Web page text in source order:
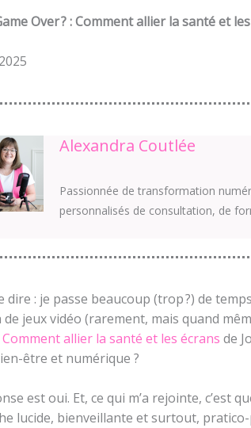
Over ? : Comment allier la santé et
Alexandra Coutlée
Passionnée de transformation
personnalisés de consultation, de
dire : je passe beaucoup (trop ?) de
de jeux vidéo (rarement, mais quand
allier la santé et les écrans de
être et numérique ?
est oui. Et, ce qui m’a rejointe, c’est
lucide, bienveillante et surtout,